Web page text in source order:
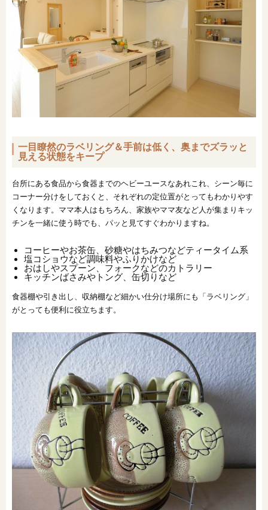
一目瞭然のラベリング＆手前は低く、奥までズラッと
見える状態をキープ
台所にある食品から食器までのヘビーユースなあれこれ、シーン毎に
コーナー分けをしておくと、それぞれの定位置がとってもわかりやす
くなります。ママ本人はもちろん、家族やママ友など人が集まりキッ
チンを一緒に使う時でも、パッと見てすぐわかりますね。
コーヒーやお茶缶、砂糖やはちみつなどティータイム系
塩コショウなど調味料やふりかけなど
おはしやスプーン、フォークなどのカトラリー
キッチンばさみやトング、缶切りなど
食器棚や引き出し、収納棚など細かい仕分け場所にも「ラベリング」
がとっても便利に役立ちます。